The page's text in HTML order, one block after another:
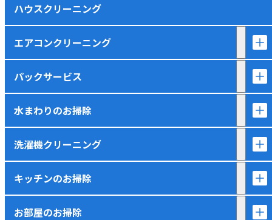
ハウスクリーニング
エアコンクリーニング
パックサービス
水まわりのお掃除
洗濯機クリーニング
キッチンのお掃除
お部屋のお掃除